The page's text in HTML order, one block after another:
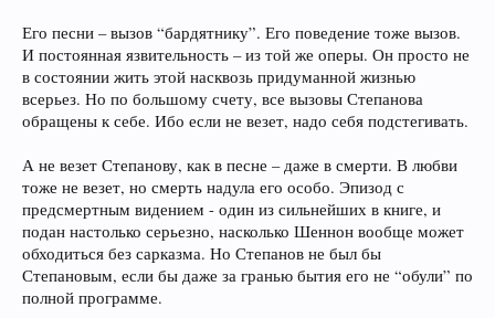
Его песни – вызов “бардятнику”. Его поведение тоже вызов.
И постоянная язвительность – из той же оперы. Он просто не
в состоянии жить этой насквозь придуманной жизнью
всерьез. Но по большому счету, все вызовы Степанова
обращены к себе. Ибо если не везет, надо себя подстегивать.
А не везет Степанову, как в песне – даже в смерти. В любви
тоже не везет, но смерть надула его особо. Эпизод с
предсмертным видением - один из сильнейших в книге, и
подан настолько серьезно, насколько Шеннон вообще может
обходиться без сарказма. Но Степанов не был бы
Степановым, если бы даже за гранью бытия его не “обули” по
полной программе.